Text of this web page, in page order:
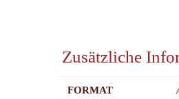
Zusätzliche
FORMAT